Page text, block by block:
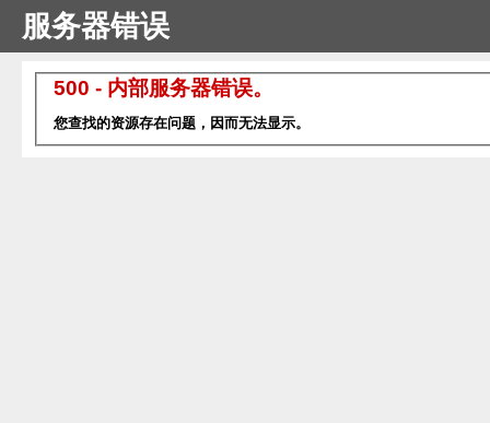
服务器错误
500 - 内部服务器错误。
您查找的资源存在问题，因而无法显示。